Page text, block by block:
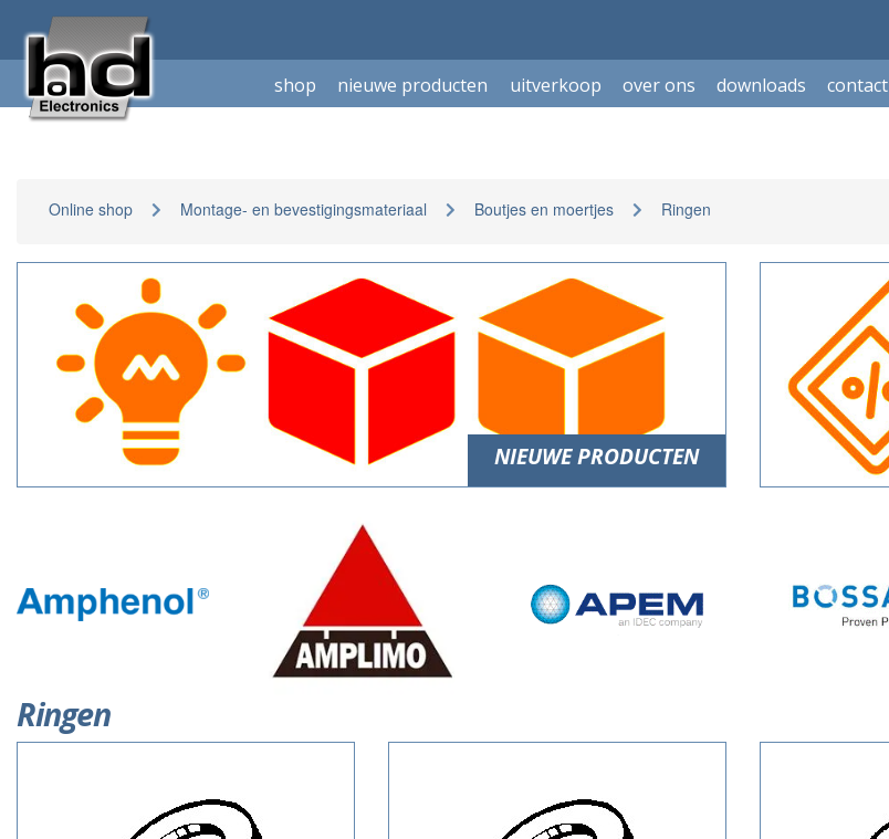
shop nieuwe producten uitverkoop over ons downloads contact
Online shop Montage- en bevestigingsmateriaal Boutjes en moertjes Ringen
NIEUWE PRODUCTEN
Ringen